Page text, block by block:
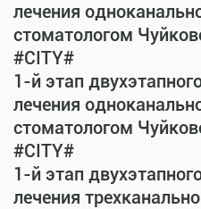
лечения
стоматологом
#CITY#
1-й этап
лечения
стоматологом
#CITY#
1-й этап
лечения